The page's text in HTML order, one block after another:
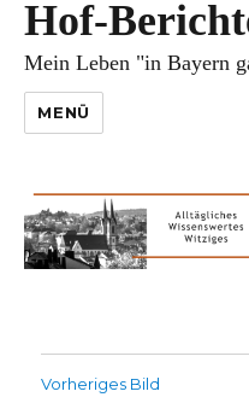
Hof-
Mein Leben "in Bayern
MENÜ
Vorheriges Bild